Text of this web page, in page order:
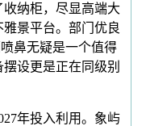
纳柜，尽显高端大
景平台。部门优良
鼻无疑是一个值得
设更是正在同级别
年投入利用。象屿